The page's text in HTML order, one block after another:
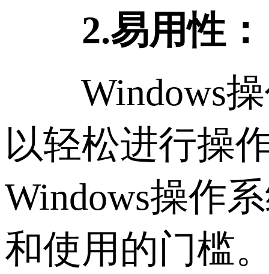
2.易用性：
Windows操
以轻松进行操
Windows操作
和使用的门槛